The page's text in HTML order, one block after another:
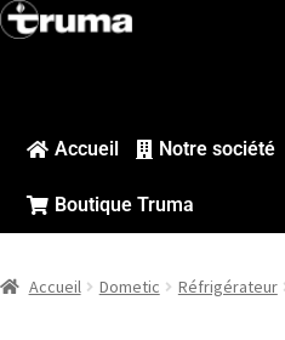
Accueil Notre société
Boutique Truma
Accueil Dometic Réfrigérateur